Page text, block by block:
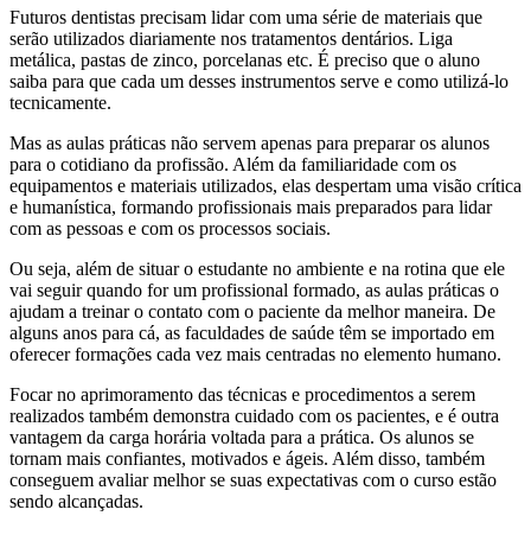
Futuros dentistas precisam lidar com uma série de materiais que
serão utilizados diariamente nos tratamentos dentários. Liga
metálica, pastas de zinco, porcelanas etc. É preciso que o aluno
saiba para que cada um desses instrumentos serve e como utilizá-lo
tecnicamente.
Mas as aulas práticas não servem apenas para preparar os alunos
para o cotidiano da profissão. Além da familiaridade com os
equipamentos e materiais utilizados, elas despertam uma visão crítica
e humanística, formando profissionais mais preparados para lidar
com as pessoas e com os processos sociais.
Ou seja, além de situar o estudante no ambiente e na rotina que ele
vai seguir quando for um profissional formado, as aulas práticas o
ajudam a treinar o contato com o paciente da melhor maneira. De
alguns anos para cá, as faculdades de saúde têm se importado em
oferecer formações cada vez mais centradas no elemento humano.
Focar no aprimoramento das técnicas e procedimentos a serem
realizados também demonstra cuidado com os pacientes, e é outra
vantagem da carga horária voltada para a prática. Os alunos se
tornam mais confiantes, motivados e ágeis. Além disso, também
conseguem avaliar melhor se suas expectativas com o curso estão
sendo alcançadas.